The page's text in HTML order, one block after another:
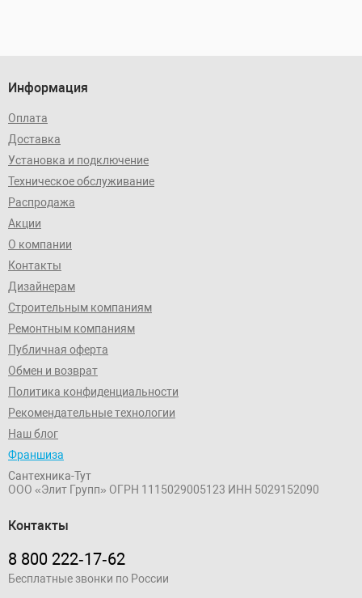
Информация
Оплата
Доставка
Установка и подключение
Техническое обслуживание
Распродажа
Акции
О компании
Контакты
Дизайнерам
Строительным компаниям
Ремонтным компаниям
Публичная оферта
Обмен и возврат
Политика конфиденциальности
Рекомендательные технологии
Наш блог
Франшиза
Сантехника-Тут
ООО «Элит Групп» ОГРН 1115029005123 ИНН 5029152090
Контакты
8 800 222‑17‑62
Бесплатные звонки по России